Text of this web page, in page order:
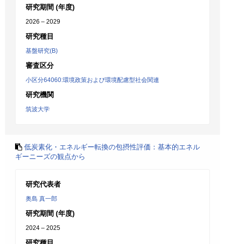
研究期間 (年度)
2026 – 2029
研究種目
基盤研究(B)
審査区分
小区分64060:環境政策および環境配慮型社会関連
研究機関
筑波大学
低炭素化・エネルギー転換の包摂性評価：基本的エネル
ギーニーズの観点から
研究代表者
奥島 真一郎
研究期間 (年度)
2024 – 2025